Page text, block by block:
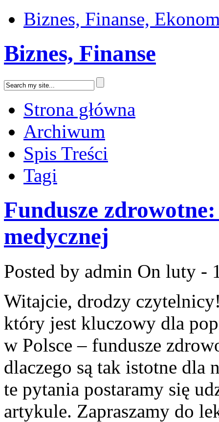
Biznes, Finanse,
Biznes, Finanse
Strona główna
Archiwum
Spis Treści
Tagi
Fundusze
medycznej
Posted by admin On luty -
Witajcie,⁢ drodzy‍
który ​jest kluczowy⁢ dla
w⁣ Polsce – fundusze
⁣dlaczego ‍są tak istotne ⁣dla⁢
te pytania postaramy się
artykule. Zapraszamy do